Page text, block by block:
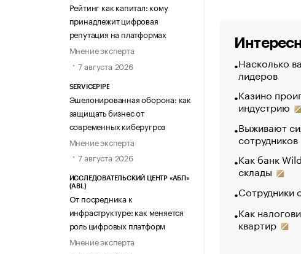
Рейтинг как капитал: кому
принадлежит цифровая
репутация на платформах
Мнение эксперта
7 августа 2026
SERVICEPIPE
Эшелонированная оборона: как
защищать бизнес от
современных киберугроз
Мнение эксперта
7 августа 2026
ИССЛЕДОВАТЕЛЬСКИЙ ЦЕНТР «АБП»
(ABL)
От посредника к
инфраструктуре: как меняется
роль цифровых платформ
Мнение эксперта
Насколько
лидеров
Казино
индустрию
Выживают
сотрудников
Как банк
склады
Сотрудники
Как
квартир